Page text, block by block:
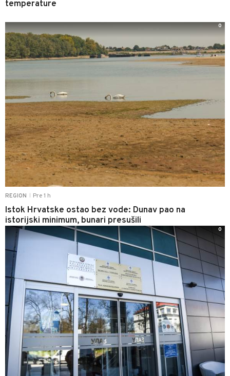
temperature
REGION Pre 1 h
Istok Hrvatske ostao bez vode: Dunav pao na
istorijski minimum, bunari presušili
0
0